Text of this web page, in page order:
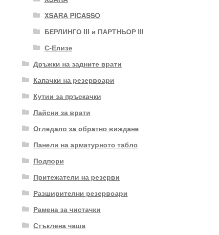
XSARA PICASSO
БЕРЛИНГО III и ПАРТНЬОР III
С-Елизе
Дръжки на задните врати
Капачки на резервоари
Кутии за пръскачки
Лайсни за врати
Огледало за обратно виждане
Панели на арматурното табло
Подпори
Притежатели на резерви
Разширителни резервоари
Рамена за чистачки
Стъклена чаша